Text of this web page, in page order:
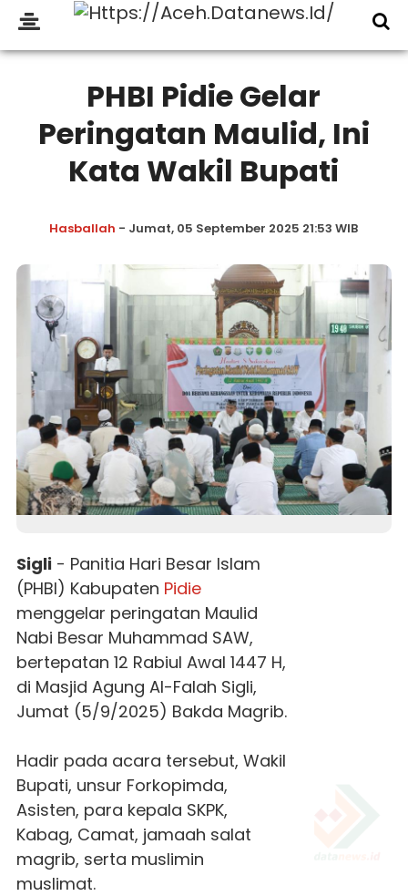
PHBI Pidie Gelar
Peringatan Maulid, Ini
Kata Wakil Bupati
Hasballah - Jumat, 05 September 2025 21:53 WIB
Sigli- Panitia Hari Besar Islam
(PHBI) Kabupaten Pidie
menggelar peringatan Maulid
Nabi Besar Muhammad SAW,
bertepatan 12 Rabiul Awal 1447 H,
di Masjid Agung Al-Falah Sigli,
Jumat (5/9/2025) Bakda Magrib.
Hadir pada acara tersebut, Wakil
Bupati, unsur Forkopimda,
Asisten, para kepala SKPK,
Kabag, Camat, jamaah salat
magrib, serta muslimin
muslimat.